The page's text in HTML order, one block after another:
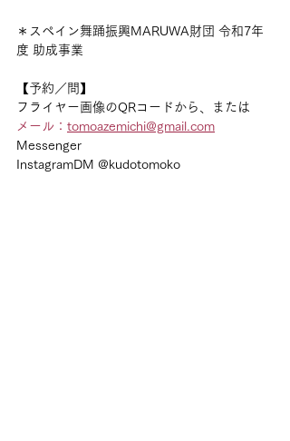
＊スペイン舞踊振興MARUWA財団 令和7年
度 助成事業
【予約／問】
フライヤー画像のQRコードから、または
メール： tomoazemichi@gmail.com
Messenger
InstagramDM @kudotomoko